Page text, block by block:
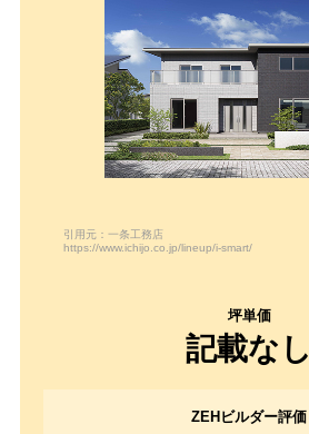
引用元：一条工務店
https://www.ichijo.co.jp/lineup/i-smart/
記載なし